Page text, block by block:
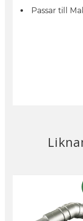
Passar till